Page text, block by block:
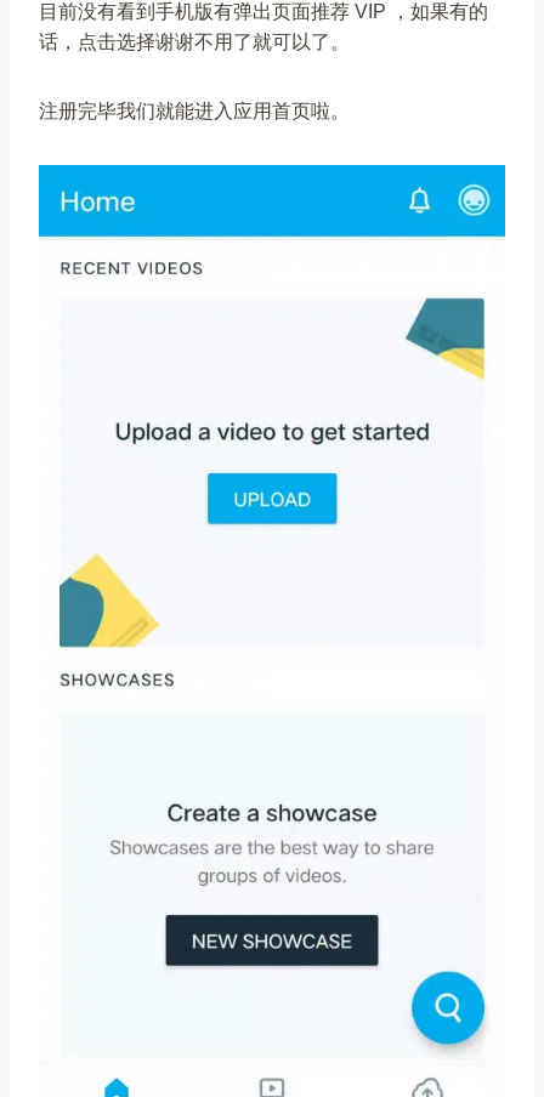
目前没有看到手机版有弹出页面推荐 VIP ，如果有的
话，点击选择谢谢不用了就可以了。
注册完毕我们就能进入应用首页啦。